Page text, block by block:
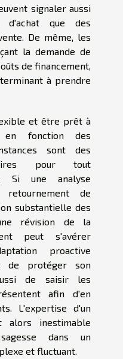
signaler aussi
d'achat que des
De même, les
la demande de
de financement,
à prendre
et être prêt à
fonction des
sont des
pour tout
Si une analyse
retournement de
substantielle des
révision de la
peut s'avérer
proactive
de protéger son
de saisir les
afin d'en
L'expertise d'un
alors inestimable
dans un
et fluctuant.